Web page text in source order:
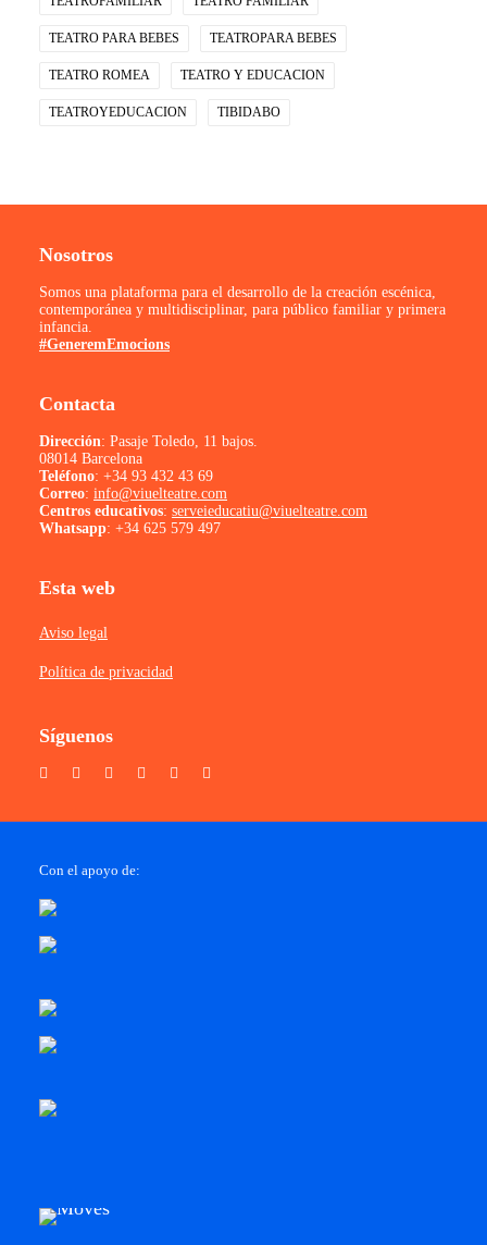
TEATRO PARA BEBES TEATROPARA BEBES
TEATRO ROMEA TEATRO Y EDUCACION
TEATROYEDUCACION TIBIDABO
Nosotros
Somos una plataforma para el desarrollo de la creación escénica,
contemporánea y multidisciplinar, para público familiar y primera
infancia.
#GeneremEmocions
Contacta
Dirección: Pasaje Toledo, 11 bajos.
08014 Barcelona
Teléfono: +34 93 432 43 69
Correo: info@viuelteatre.com
Centros educativos: serveieducatiu@viuelteatre.com
Whatsapp: +34 625 579 497
Esta web
Aviso legal
Política de privacidad
Síguenos
Con el apoyo de: